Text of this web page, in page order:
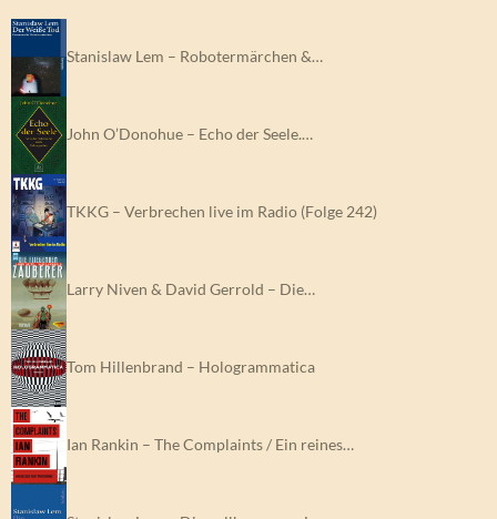
Stanislaw Lem – Robotermärchen &…
John O’Donohue – Echo der Seele.…
TKKG – Verbrechen live im Radio (Folge 242)
Larry Niven & David Gerrold – Die…
Tom Hillenbrand – Hologrammatica
Ian Rankin – The Complaints / Ein reines…